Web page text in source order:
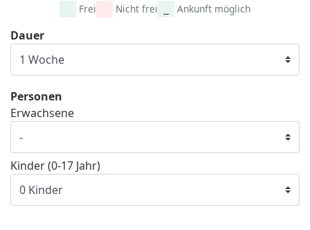
Frei Nicht frei Ankunft möglich
Dauer
Personen
Erwachsene
Kinder (0-17 Jahr)